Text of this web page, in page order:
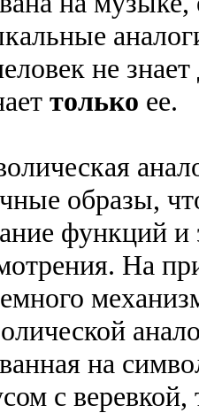
не
только ее.
образы,
функций и
На
на
с